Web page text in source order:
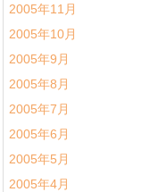
2005年11月
2005年10月
2005年9月
2005年8月
2005年7月
2005年6月
2005年5月
2005年4月